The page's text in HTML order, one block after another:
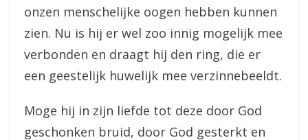
onzen menschelijke oogen hebben kunnen
zien. Nu is hij er wel zoo innig mogelijk mee
verbonden en draagt hij den ring, die er
een geestelijk huwelijk mee verzinnebeeldt.
Moge hij in zijn liefde tot deze door God
geschonken bruid, door God gesterkt en